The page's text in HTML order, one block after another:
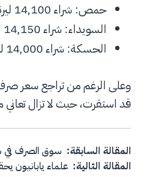
حمص: شراء 14,100 ليرة، بيع 14,200 ليرة
السويداء: شراء 14,150 ليرة، بيع 14,250 ليرة
الحسكة: شراء 14,000 ليرة، بيع 14,500 ليرة
وعلى الرغم من تراجع سعر صرف
قد استقرت، حيث لا تزال
المقالة السابقة: سوق الصرف في
المقالة التالية: علماء يابانيون